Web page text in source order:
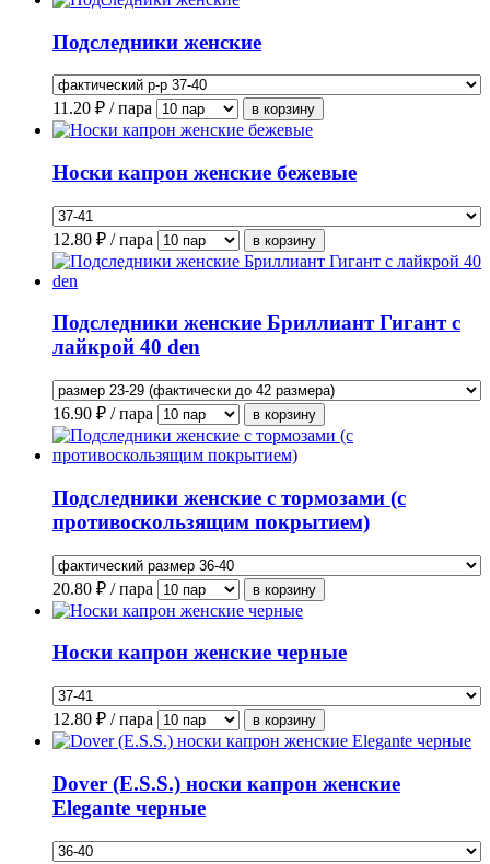
Подследники женские
11.20 ₽ / пара
Носки капрон женские бежевые
12.80 ₽ / пара
Подследники женские Бриллиант Гигант с
лайкрой 40 den
16.90 ₽ / пара
Подследники женские с тормозами (с
противоскользящим покрытием)
20.80 ₽ / пара
Носки капрон женские черные
12.80 ₽ / пара
Dover (E.S.S.) носки капрон женские
Elegante черные